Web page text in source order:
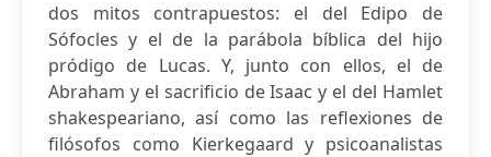
dos mitos contrapuestos: el del Edipo de
Sófocles y el de la parábola bíblica del hijo
pródigo de Lucas. Y, junto con ellos, el de
Abraham y el sacrificio de Isaac y el del Hamlet
shakespeariano, así como las reflexiones de
filósofos como Kierkegaard y psicoanalistas